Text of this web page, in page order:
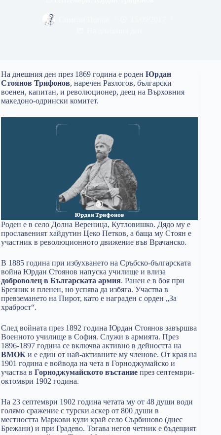
На днешния ден през 1869 година е роден Юрдан
Стоянов Трифонов, наречен Разлогов, български
военен, капитан, и революционер, деец на Върховния
македоно-одрински комитет.
Роден е в село Долна Вереница, Кутловишко. Дядо му е
прославеният хайдутин Цеко Петков, а баща му Стоян е
участник в революционното движение във Врачанско.
В 1885 година при избухването на Сръбско-българската
война Юрдан Стоянов напуска училище и влиза
доброволец в Българската армия. Ранен е в боя при
Брезник и пленен, но успява да избяга. Участва в
превземането на Пирот, като е награден с орден „За
храброст“.
След войната през 1892 година Юрдан Стоянов завършва
Военното училище в София. Служи в армията. През
1896-1897 година се включва активно в дейността на
ВМОК и е един от най-активните му членове. От края на
1901 година е войвода на чета в Горноджумайско и
участва в Горноджумайското въстание през септември-
октомври 1902 година.
На 23 септември 1902 година четата му от 48 души води
голямо сражение с турски аскер от 800 души в
местността Маркови кули край село Сърбиново (днес
Брежани) и при Градево. Тогава негов четник е бъдещият